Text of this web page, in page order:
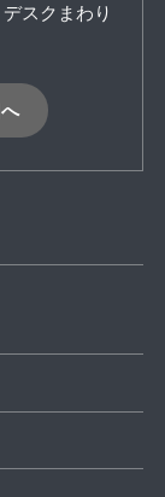
スクまわり